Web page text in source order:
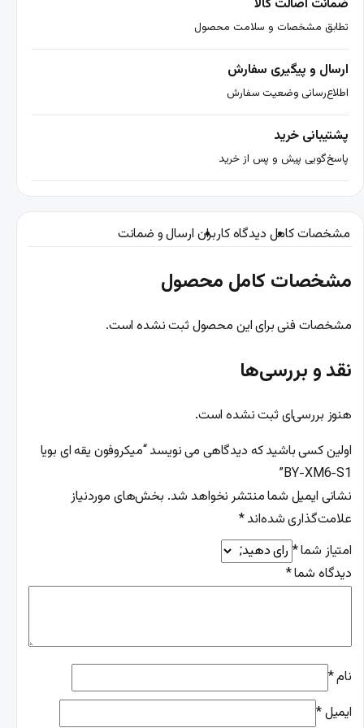
مشخصات کامل دیدگاه کاربران ارسال و ضمانت
مشخصات کامل محصول
مشخصات فنی برای این محصول ثبت نشده است.
نقد و بررسی‌ها
هنوز بررسی‌ای ثبت نشده است.
اولین کسی باشید که دیدگاهی می نویسد “میکروفون یقه ای بویا
BY-XM6-S1”
نشانی ایمیل شما منتشر نخواهد شد. بخش‌های موردنیاز
علامت‌گذاری شده‌اند*
امتیاز شما*
دیدگاه شما*
نام*
ایمیل*
ضمانت اصالت کالا
تطابق مشخصات و سلامت محصول
ارسال و پیگیری سفارش
اطلاع‌رسانی وضعیت سفارش
پشتیبانی خرید
پاسخ‌گویی پیش و پس از خرید